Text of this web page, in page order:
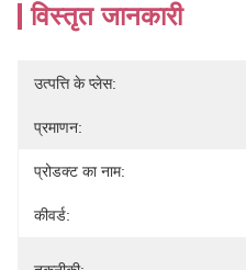
विस्तृत जानकारी
उत्पत्ति के प्लेस:
प्रमाणन:
प्रोडक्ट का नाम:
कीवर्ड: